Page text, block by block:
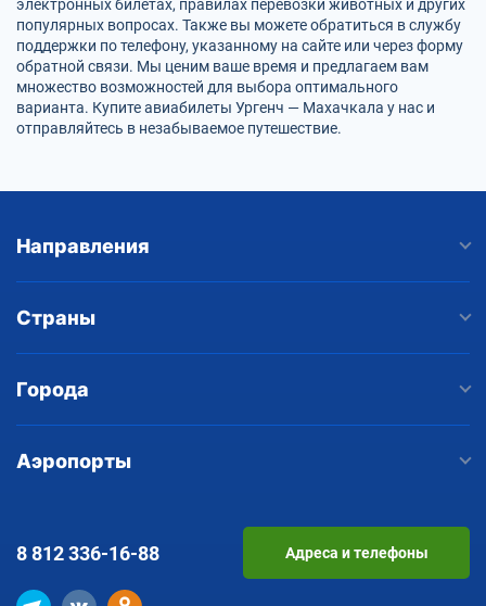
электронных билетах, правилах перевозки животных и других
популярных вопросах. Также вы можете обратиться в службу
поддержки по телефону, указанному на сайте или через форму
обратной связи. Мы ценим ваше время и предлагаем вам
множество возможностей для выбора оптимального
варианта. Купите авиабилеты Ургенч — Махачкала у нас и
отправляйтесь в незабываемое путешествие.
Направления
Страны
Города
Аэропорты
8 812336-16-88 Адреса и телефоны